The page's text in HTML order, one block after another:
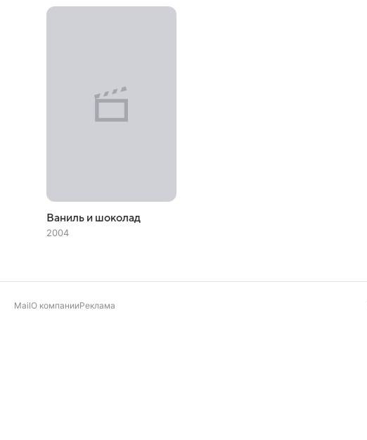
Ваниль и шоколад
2004
MailО компанииРеклама